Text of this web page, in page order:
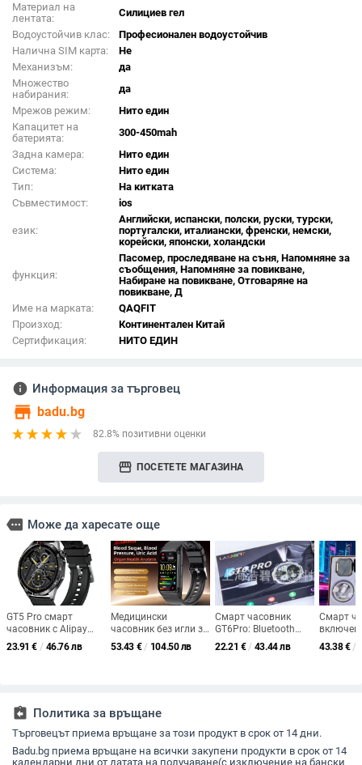
Материал на
лентата:
Силициев гел
Водоустойчив клас:
Професионален водоустойчив
Налична SIM карта:
Не
Механизъм:
да
Множество
набирания:
да
Мрежов режим:
Нито един
Капацитет на
батерията:
300-450mah
Задна камера:
Нито един
Система:
Нито един
Тип:
На китката
Съвместимост:
ios
език:
Английски, испански, полски, руски, турски,
португалски, италиански, френски, немски,
корейски, японски, холандски
функция:
Пасомер, проследяване на съня, Напомняне за
съобщения, Напомняне за повикване,
Набиране на повикване, Отговаряне на
повикване, Д
Име на марката:
QAQFIT
Произход:
Континентален Китай
Сертификация:
НИТО ЕДИН
info Информация за търговец
store badu.bg
82.8% позитивни оценки
storefront ПОСЕТЕТЕ МАГАЗИНА
more Може да харесате още
GT5 Pro смарт
часовник с Alipay
NFC и Bluetooth
разговори, 28 мм
7–14 дни живот на
водоустойчивост,
мониторинг на
сърдечен ритъм,
23.91 € / 46.76 лв
Медицински
часовник без игли за
неинвазивно
мониториране на
53.43 € / 104.50 лв
Смарт часовник
GT6Pro: Bluetooth
обаждания, известия
за съобщения,
22.21 € / 43.44 лв
Смарт
43.38€ /
assignment_return Политика за връщане
Търговецът приема връщане за този продукт в срок от 14 дни.
Badu.bg приема връщане на всички закупени продукти в срок от 14
календарни дни от датата на получаване(с изключение на бански